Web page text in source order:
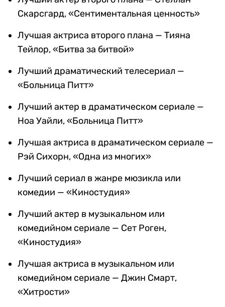
Скарсгард, «Сентиментальная ценность»
Лучшая актриса второго плана — Тияна
Тейлор, «Битва за битвой»
Лучший драматический телесериал —
«Больница Питт»
Лучший актер в драматическом сериале —
Ноа Уайли, «Больница Питт»
Лучшая актриса в драматическом сериале —
Рэй Сихорн, «Одна из многих»
Лучший сериал в жанре мюзикла или
комедии — «Киностудия»
Лучший актер в музыкальном или
комедийном сериале — Сет Роген,
«Киностудия»
Лучшая актриса в музыкальном или
комедийном сериале — Джин Смарт,
«Хитрости»